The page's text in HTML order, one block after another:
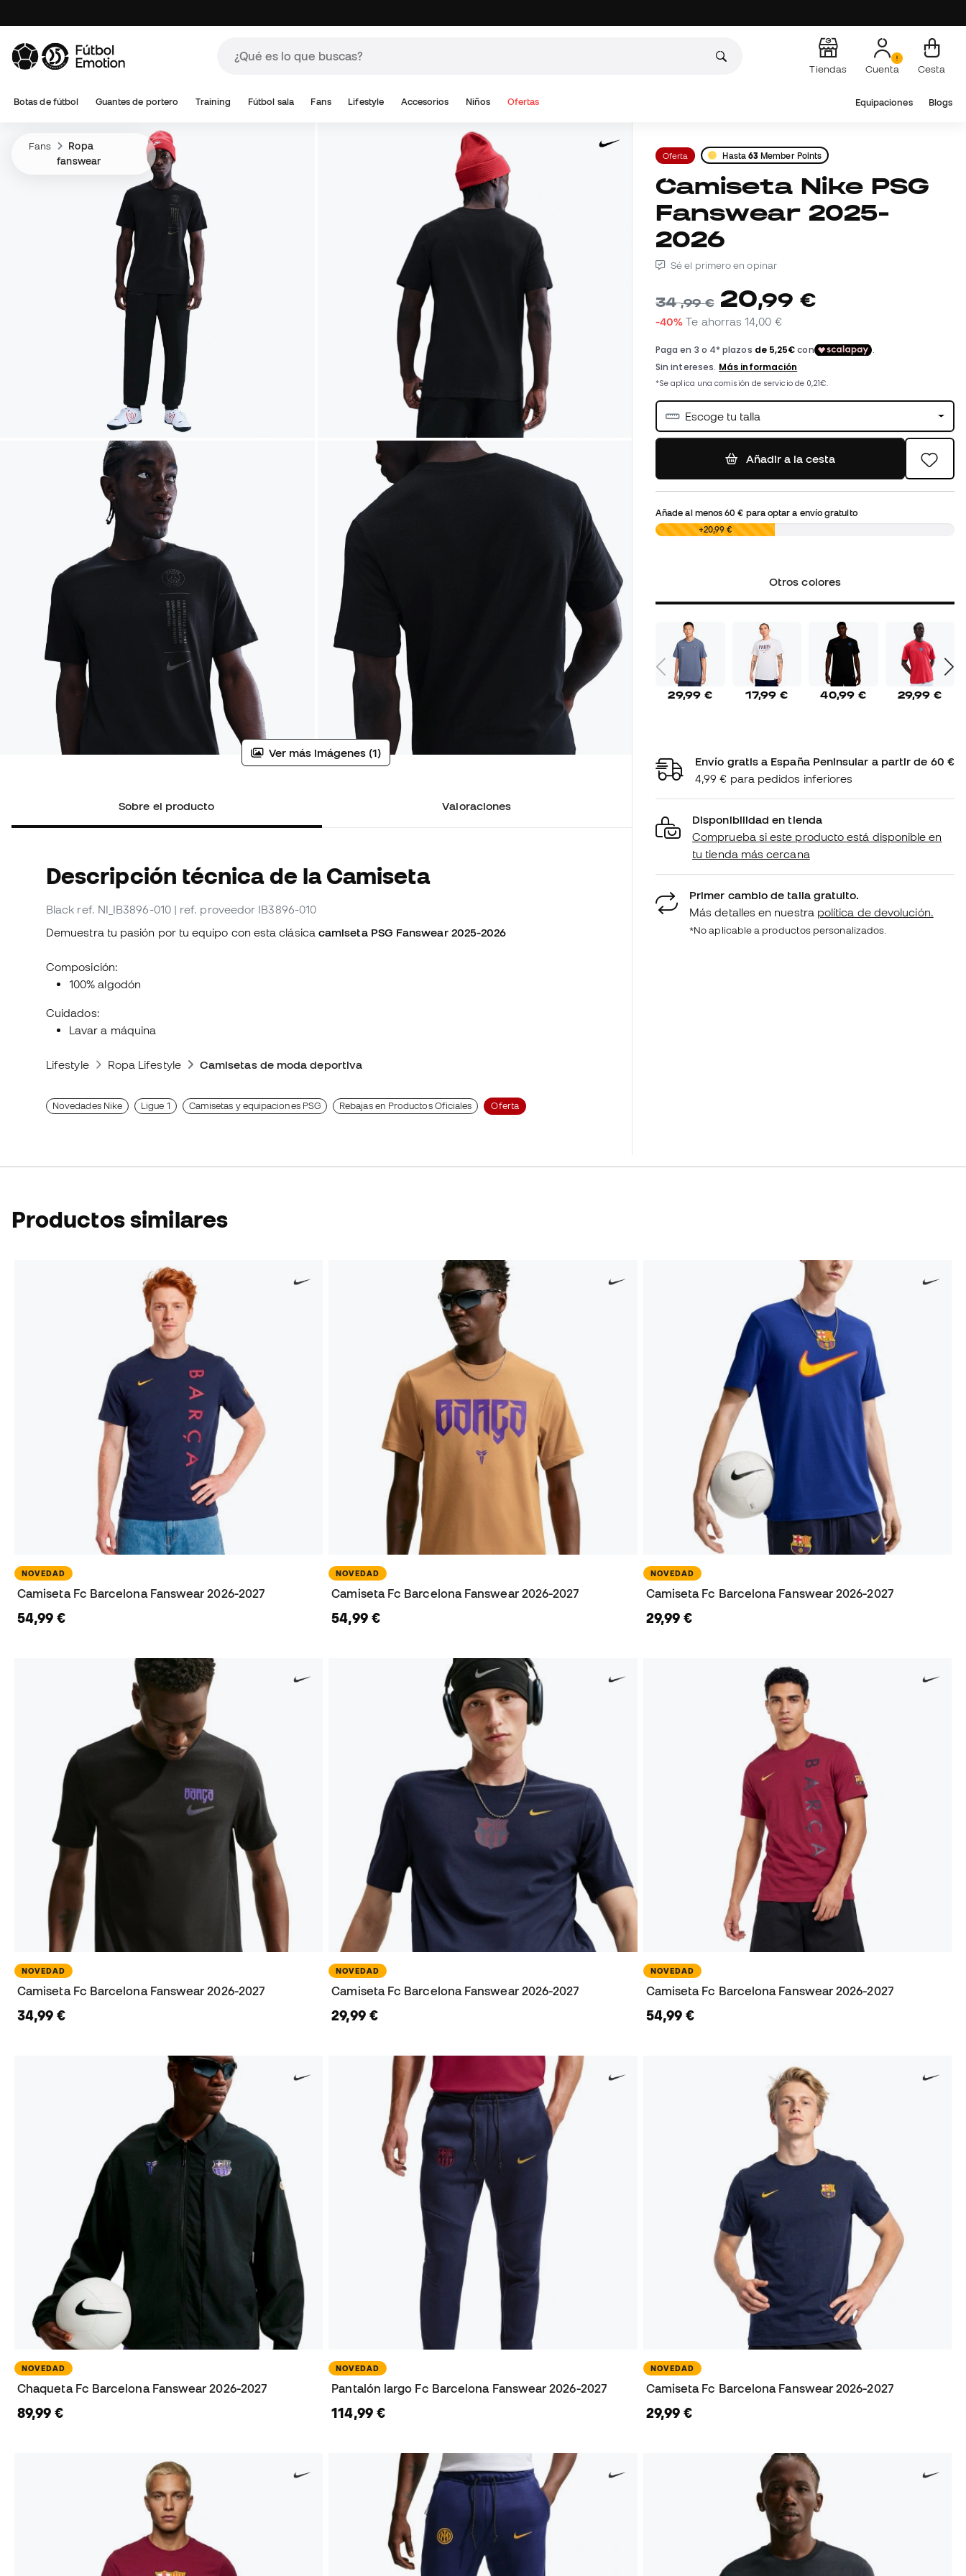
Tiendas Cuenta Cesta
Botas de fútbol Guantes de portero Training Fútbol sala Fans Lifestyle Accesorios Niños Ofertas Equipaciones Blogs
Fans
Ropa
fanswear
Ver más imágenes (1)
Sobre el producto Valoraciones
Descripción técnica de la Camiseta
Black ref. NI_IB3896-010 | ref. proveedor IB3896-010
Demuestra tu pasión por tu equipo con esta clásica camiseta PSG Fanswear 2025-2026
Composición:
100% algodón
Cuidados:
Lavar a máquina
Lifestyle Ropa Lifestyle Camisetas de moda deportiva
Novedades Nike Ligue 1 Camisetas y equipaciones PSG Rebajas en Productos Oficiales Oferta
Oferta Hasta 63 Member Points
Camiseta Nike PSG
Fanswear 2025-
2026
Sé el primero en opinar
34,99 € 20,99 €
-40% Te ahorras14,00 €
Escoge tu talla
Añadir a la cesta
Añade al menos60 € para optar a envío gratuito
0,00 € +20,99 €
Otros colores
29,99 € 17,99 € 40,99 € 29,99 €
Envío gratis a España Peninsular a partir de 60 €
4,99 € para pedidos inferiores
Disponibilidad en tienda
Comprueba si este producto está disponible en
tu tienda más cercana
Primer cambio de talla gratuito.
Más detalles en nuestra política de devolución.
*No aplicable a productos personalizados.
Productos similares
NOVEDAD
Camiseta Fc Barcelona Fanswear 2026-2027
54,99 €
NOVEDAD
Camiseta Fc Barcelona Fanswear 2026-2027
54,99 €
NOVEDAD
Camiseta Fc Barcelona Fanswear 2026-2027
29,99 €
NOVEDAD
Camiseta Fc Barcelona Fanswear 2026-2027
34,99 €
NOVEDAD
Camiseta Fc Barcelona Fanswear 2026-2027
29,99 €
NOVEDAD
Camiseta Fc Barcelona Fanswear 2026-2027
54,99 €
NOVEDAD
Chaqueta Fc Barcelona Fanswear 2026-2027
89,99 €
NOVEDAD
Pantalón largo Fc Barcelona Fanswear 2026-2027
114,99 €
NOVEDAD
Camiseta Fc Barcelona Fanswear 2026-2027
29,99 €